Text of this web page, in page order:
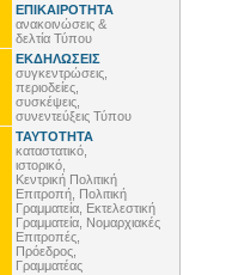
ΕΠΙΚΑΙΡΟΤΗΤΑ
ανακοινώσεις &
δελτία Τύπου
ΕΚΔΗΛΩΣΕΙΣ
συγκεντρώσεις,
περιοδείες,
συσκέψεις,
συνεντεύξεις Τύπου
ΤΑΥΤΟΤΗΤΑ
καταστατικό,
ιστορικό,
Κεντρική Πολιτική
Επιτροπή, Πολιτική
Γραμματεία, Εκτελεστική
Γραμματεία, Νομαρχιακές
Επιτροπές,
Πρόεδρος,
Γραμματέας